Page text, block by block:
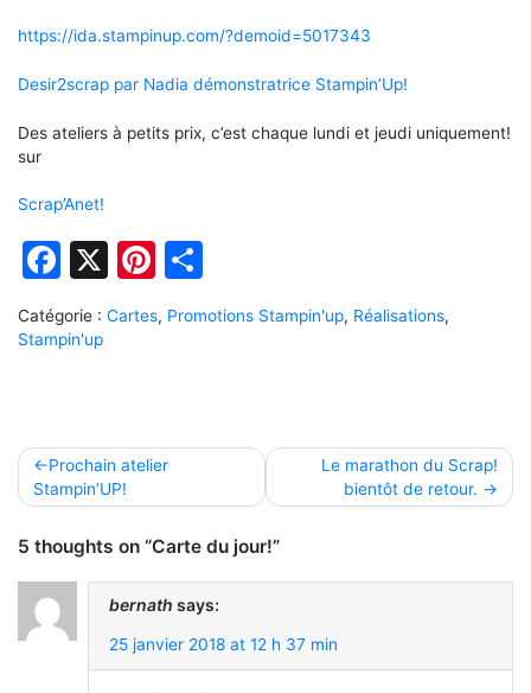
https://ida.stampinup.com/?demoid=5017343
Desir2scrap par Nadia démonstratrice Stampin’Up!
Des ateliers à petits prix, c’est chaque lundi et jeudi uniquement!
sur
Scrap’Anet!
Facebook
X Pinterest
Catégorie : Cartes, Promotions Stampin'up, Réalisations,
Stampin'up
Navigation
de
l’article
Prochain atelier
Stampin’UP!
Le marathon du Scrap!
bientôt de retour.
5 thoughts on “Carte du jour!”
bernath says:
25 janvier 2018 at 12 h 37 min